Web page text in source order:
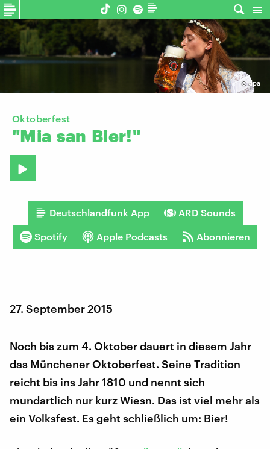
©dpa
Oktoberfest
"Mia san Bier!"
Deutschlandfunk App ARD Sounds
Spotify Apple Podcasts Abonnieren
27. September 2015
Noch bis zum 4. Oktober dauert in diesem Jahr
das Münchener Oktoberfest. Seine Tradition
reicht bis ins Jahr 1810 und nennt sich
mundartlich nur kurz Wiesn. Das ist viel mehr als
ein Volksfest. Es geht schließlich um: Bier!